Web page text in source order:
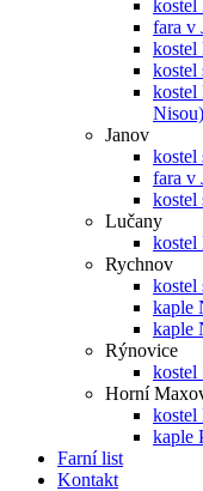
kostel
fara v
kostel
kostel
kostel
Nisou)
Janov
kostel
fara v
kostel
Lučany
kostel
Rychnov
kostel
kaple
kaple
Rýnovice
kostel
Horní
kostel
kaple
Farní list
Kontakt